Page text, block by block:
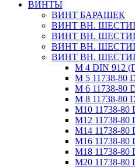
ВИНТЫ
ВИНТ БАРАШЕК
ВИНТ ВН.
ВИНТ ВН.
ВИНТ ВН.
ВИНТ ВН.
М 4 DIN 912
М 5 11738-80
М 6 11738-80
М 8 11738-80
М10 11738-80
М12 11738-80
М14 11738-80
М16 11738-80
М18 11738-80
М20 11738-80